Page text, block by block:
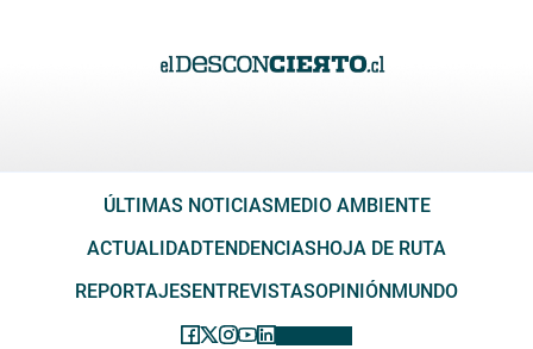
ÚLTIMAS NOTICIASMEDIO AMBIENTE
ACTUALIDADTENDENCIASHOJA DE RUTA
REPORTAJESENTREVISTASOPINIÓNMUNDO